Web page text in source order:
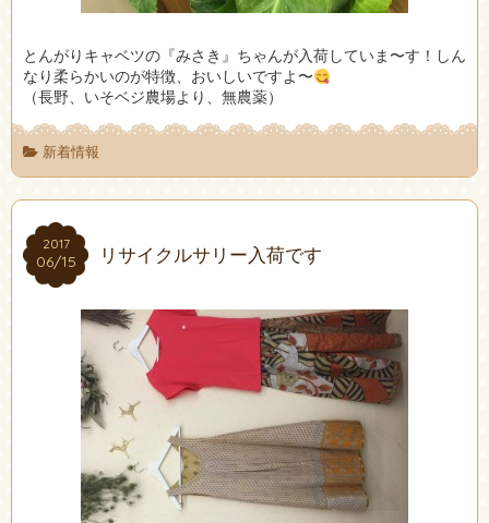
とんがりキャベツの『みさき』ちゃんが入荷していま〜す！しん
なり柔らかいのが特徴、おいしいですよ〜
（長野、いそベジ農場より、無農薬）
新着情報
2017
06/15
2017
06/15 リサイクルサリー入荷です